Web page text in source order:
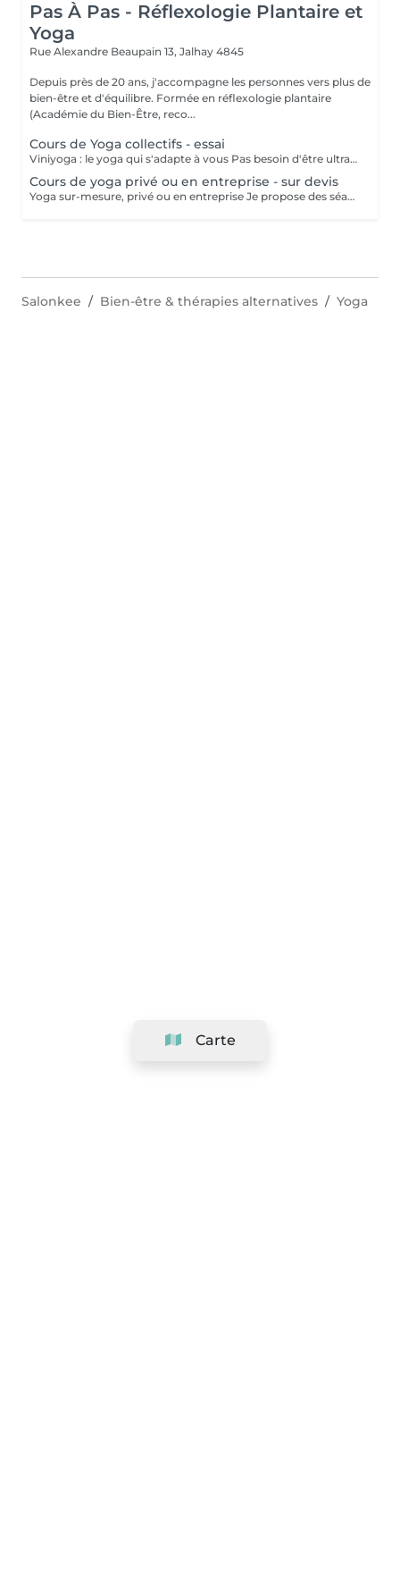
Pas À Pas - Réflexologie Plantaire et
Yoga
Rue Alexandre Beaupain 13, Jalhay 4845
Depuis près de 20 ans, j'accompagne les personnes vers plus de
bien-être et d'équilibre. Formée en réflexologie plantaire
(Académie du Bien-Être, reco...
Cours de Yoga collectifs - essai
Viniyoga : le yoga qui s'adapte à vous Pas besoin d'être ultra souple ou expérimenté : chaque posture et séquence est personnalisée selon votre corps, votre rythme et vos objectifs. Grâce à la respiration, la méditation et la relaxation, retrouvez détente, énergie et équilibre. Commencez votre pratique pas à pas et offrez-vous un moment de bien-être sur-mesure dès aujourd'hui ! Adresse : Pavillon du Wayai, Wayai 4, 4845 Jalhay (Sart)
Cours de yoga privé ou en entreprise - sur devis
Yoga sur-mesure, privé ou en entreprise Je propose des séances personnalisées, adaptées aux besoins et au rythme de chacun, pour favoriser détente, énergie et bien-être. Que ce soit en privé ou en entreprise, chaque séance est conçue pour apporter équilibre et vitalité, dans un cadre confortable et bienveillant. Sur devis, contactez-moi pour créer votre programme sur-mesure dès aujourd'hui !
Carte
Salonkee Bien-être & thérapies alternatives Yoga